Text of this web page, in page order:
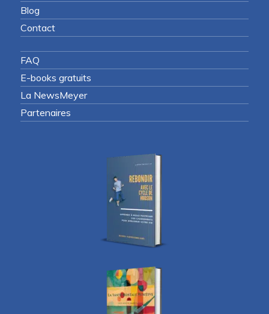
Blog
Contact
FAQ
E-books gratuits
La NewsMeyer
Partenaires